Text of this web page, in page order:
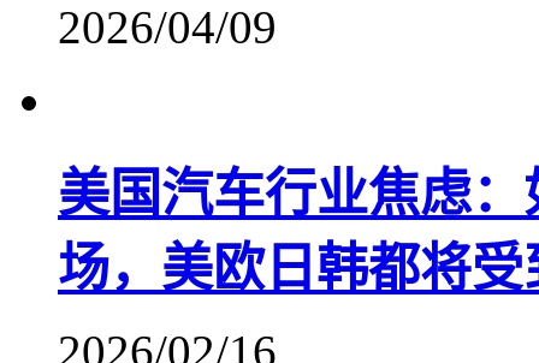
2026/04/09
美国汽车行业焦虑
场，美欧日韩都将受
2026/02/16